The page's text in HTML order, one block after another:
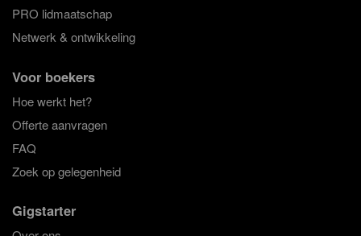
PRO lidmaatschap
Netwerk & ontwikkeling
Voor boekers
Hoe werkt het?
Offerte aanvragen
FAQ
Zoek op gelegenheid
Gigstarter